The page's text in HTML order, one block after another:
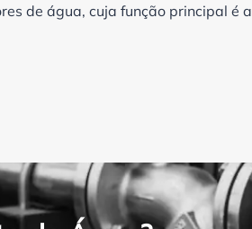
de água, cuja função principal é a